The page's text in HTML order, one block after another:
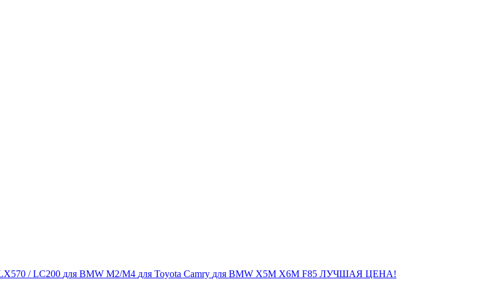
/ LC200 для BMW M2/M4 для Toyota Camry для BMW X5M X6M F85 ЛУЧШАЯ ЦЕНА!